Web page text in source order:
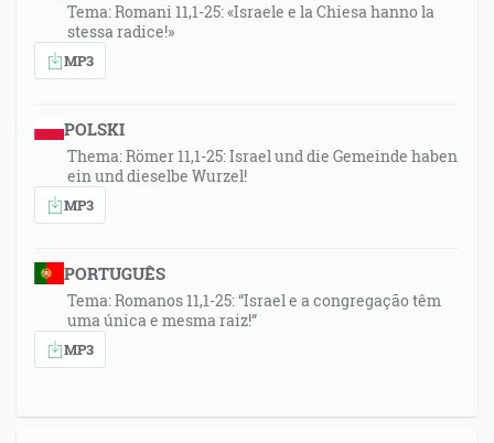
Tema: Romani 11,1-25: «Israele e la Chiesa hanno la
stessa radice!»
MP3
POLSKI
Thema: Römer 11,1-25: Israel und die Gemeinde haben
ein und dieselbe Wurzel!
MP3
PORTUGUÊS
Tema: Romanos 11,1-25: “Israel e a congregação têm
uma única e mesma raiz!”
MP3